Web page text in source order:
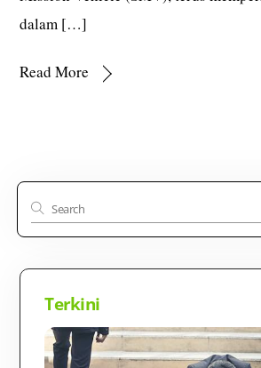
dalam […]
Read More
Terkini